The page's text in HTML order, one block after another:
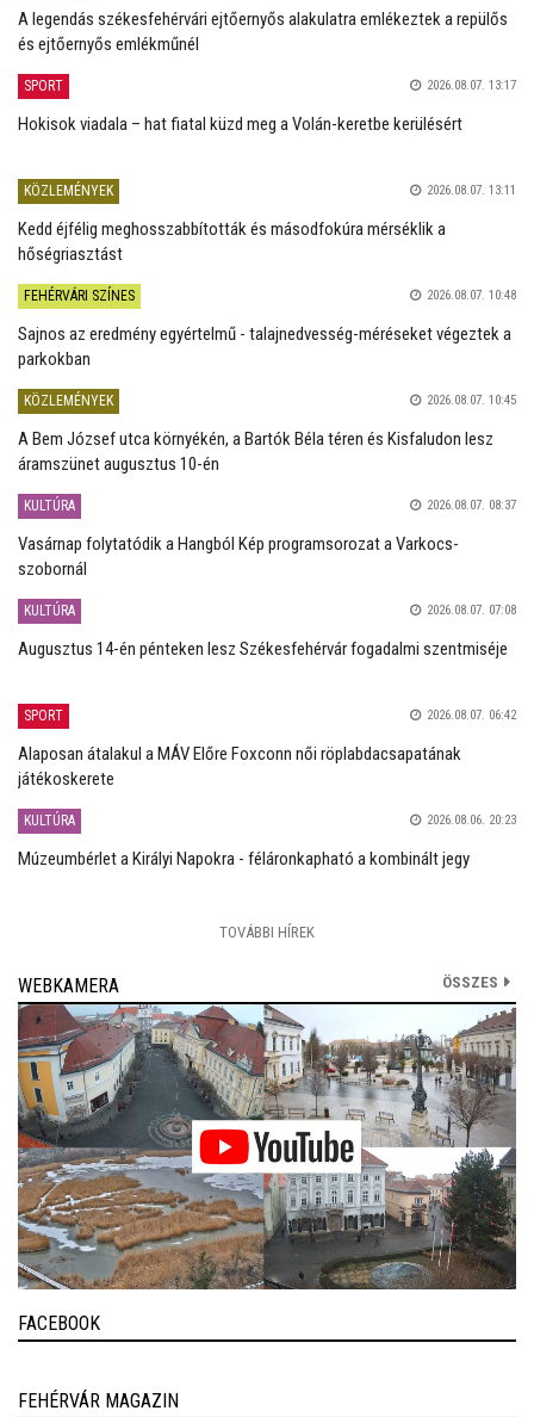
A legendás székesfehérvári ejtőernyős alakulatra emlékeztek a repülős
és ejtőernyős emlékműnél
SPORT 2026.08.07. 13:17
Hokisok viadala – hat fiatal küzd meg a Volán-keretbe kerülésért
KÖZLEMÉNYEK 2026.08.07. 13:11
Kedd éjfélig meghosszabbították és másodfokúra mérséklik a
hőségriasztást
FEHÉRVÁRI SZÍNES 2026.08.07. 10:48
Sajnos az eredmény egyértelmű - talajnedvesség-méréseket végeztek a
parkokban
KÖZLEMÉNYEK 2026.08.07. 10:45
A Bem József utca környékén, a Bartók Béla téren és Kisfaludon lesz
áramszünet augusztus 10-én
KULTÚRA 2026.08.07. 08:37
Vasárnap folytatódik a Hangból Kép programsorozat a Varkocs-
szobornál
KULTÚRA 2026.08.07. 07:08
Augusztus 14-én pénteken lesz Székesfehérvár fogadalmi szentmiséje
SPORT 2026.08.07. 06:42
Alaposan átalakul a MÁV Előre Foxconn női röplabdacsapatának
játékoskerete
KULTÚRA 2026.08.06. 20:23
Múzeumbérlet a Királyi Napokra - féláronkapható a kombinált jegy
TOVÁBBI HÍREK
WEBKAMERA ÖSSZES
FACEBOOK
FEHÉRVÁR MAGAZIN